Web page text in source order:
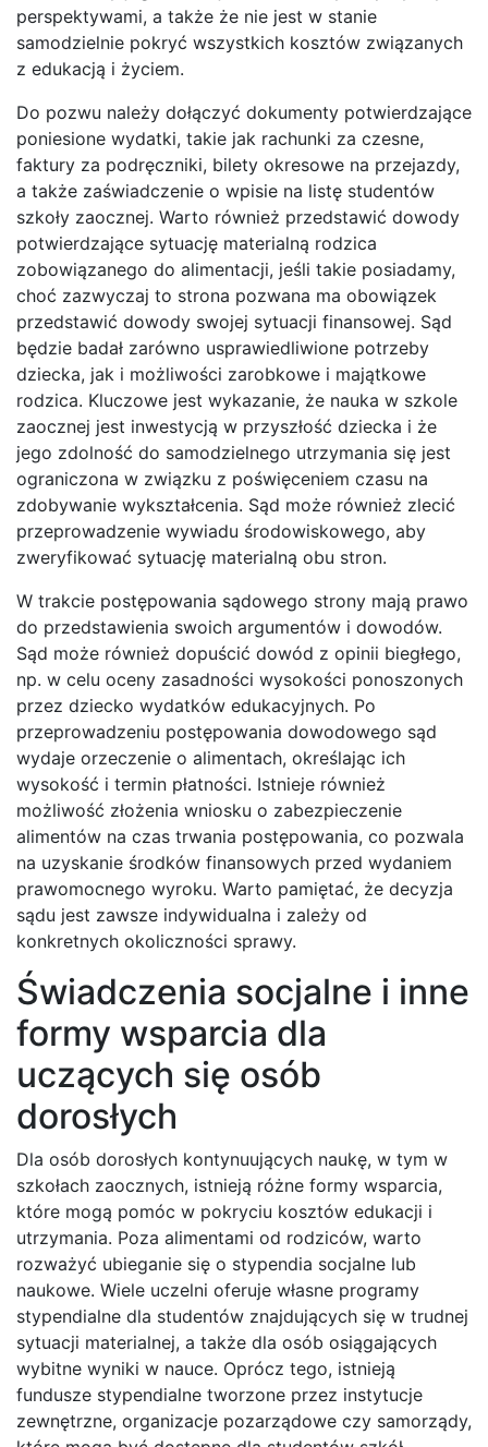
perspektywami, a także że nie jest w stanie
samodzielnie pokryć wszystkich kosztów związanych
z edukacją i życiem.
Do pozwu należy dołączyć dokumenty potwierdzające
poniesione wydatki, takie jak rachunki za czesne,
faktury za podręczniki, bilety okresowe na przejazdy,
a także zaświadczenie o wpisie na listę studentów
szkoły zaocznej. Warto również przedstawić dowody
potwierdzające sytuację materialną rodzica
zobowiązanego do alimentacji, jeśli takie posiadamy,
choć zazwyczaj to strona pozwana ma obowiązek
przedstawić dowody swojej sytuacji finansowej. Sąd
będzie badał zarówno usprawiedliwione potrzeby
dziecka, jak i możliwości zarobkowe i majątkowe
rodzica. Kluczowe jest wykazanie, że nauka w szkole
zaocznej jest inwestycją w przyszłość dziecka i że
jego zdolność do samodzielnego utrzymania się jest
ograniczona w związku z poświęceniem czasu na
zdobywanie wykształcenia. Sąd może również zlecić
przeprowadzenie wywiadu środowiskowego, aby
zweryfikować sytuację materialną obu stron.
W trakcie postępowania sądowego strony mają prawo
do przedstawienia swoich argumentów i dowodów.
Sąd może również dopuścić dowód z opinii biegłego,
np. w celu oceny zasadności wysokości ponoszonych
przez dziecko wydatków edukacyjnych. Po
przeprowadzeniu postępowania dowodowego sąd
wydaje orzeczenie o alimentach, określając ich
wysokość i termin płatności. Istnieje również
możliwość złożenia wniosku o zabezpieczenie
alimentów na czas trwania postępowania, co pozwala
na uzyskanie środków finansowych przed wydaniem
prawomocnego wyroku. Warto pamiętać, że decyzja
sądu jest zawsze indywidualna i zależy od
konkretnych okoliczności sprawy.
Świadczenia socjalne i inne
formy wsparcia dla
uczących się osób
dorosłych
Dla osób dorosłych kontynuujących naukę, w tym w
szkołach zaocznych, istnieją różne formy wsparcia,
które mogą pomóc w pokryciu kosztów edukacji i
utrzymania. Poza alimentami od rodziców, warto
rozważyć ubieganie się o stypendia socjalne lub
naukowe. Wiele uczelni oferuje własne programy
stypendialne dla studentów znajdujących się w trudnej
sytuacji materialnej, a także dla osób osiągających
wybitne wyniki w nauce. Oprócz tego, istnieją
fundusze stypendialne tworzone przez instytucje
zewnętrzne, organizacje pozarządowe czy samorządy,